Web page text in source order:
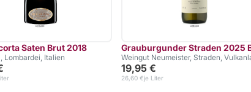
Saten Brut 2018
Lombardei, Italien
Grauburgunder Straden 2025
Weingut Neumeister, Straden,
19,95 €
je Liter
26,60 €